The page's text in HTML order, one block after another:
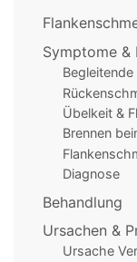
Symptome &
Übelkeit &
Brennen
Diagnose
Behandlung
Ursachen &
Ursache